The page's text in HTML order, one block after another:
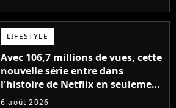
LIFESTYLE
Avec 106,7 millions de vues, cette
nouvelle série entre dans
l'histoire de Netflix en seulement
48 jours
6 août 2026